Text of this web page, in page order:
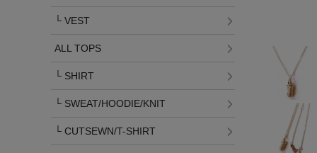
└ VEST
ALL TOPS
└ SHIRT
└ SWEAT/HOODIE/KNIT
└ CUTSEWN/T-SHIRT